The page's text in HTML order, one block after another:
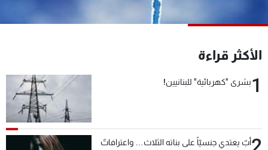
الأكثر قراءة
1بشرى "كهربائية" للبنانيين!
أبٌ يعتدي جنسيّاً على بناته الثلاث… واعترافاتٌ
جدول البرامج
شاهد البرامج
الترددات
سياسة الخصوصية